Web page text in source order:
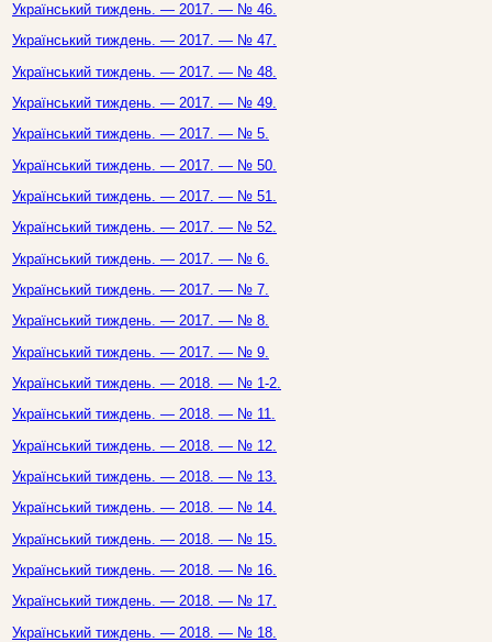
Український тиждень. — 2017. — № 46.
Український тиждень. — 2017. — № 47.
Український тиждень. — 2017. — № 48.
Український тиждень. — 2017. — № 49.
Український тиждень. — 2017. — № 5.
Український тиждень. — 2017. — № 50.
Український тиждень. — 2017. — № 51.
Український тиждень. — 2017. — № 52.
Український тиждень. — 2017. — № 6.
Український тиждень. — 2017. — № 7.
Український тиждень. — 2017. — № 8.
Український тиждень. — 2017. — № 9.
Український тиждень. — 2018. — № 1-2.
Український тиждень. — 2018. — № 11.
Український тиждень. — 2018. — № 12.
Український тиждень. — 2018. — № 13.
Український тиждень. — 2018. — № 14.
Український тиждень. — 2018. — № 15.
Український тиждень. — 2018. — № 16.
Український тиждень. — 2018. — № 17.
Український тиждень. — 2018. — № 18.